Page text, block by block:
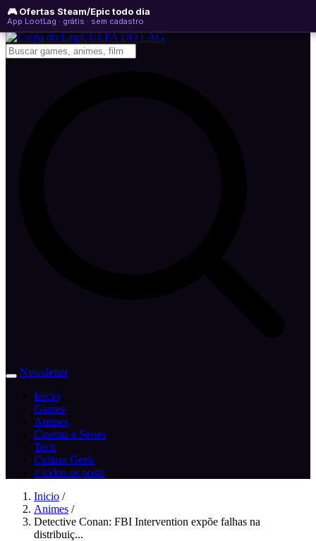
🎮 Ofertas Steam/Epic todo dia
App LootLag · grátis · sem cadastro
sexta-feira, 07 de agosto de 2026
Newsletter
CULPA DO LAG
Newsletter
Inicio
Games
Animes
Cinema e Series
Tech
Cultura Geek
// todos os posts
Inicio /
Animes /
Detective Conan: FBI Intervention expõe falhas na
distribuiç...